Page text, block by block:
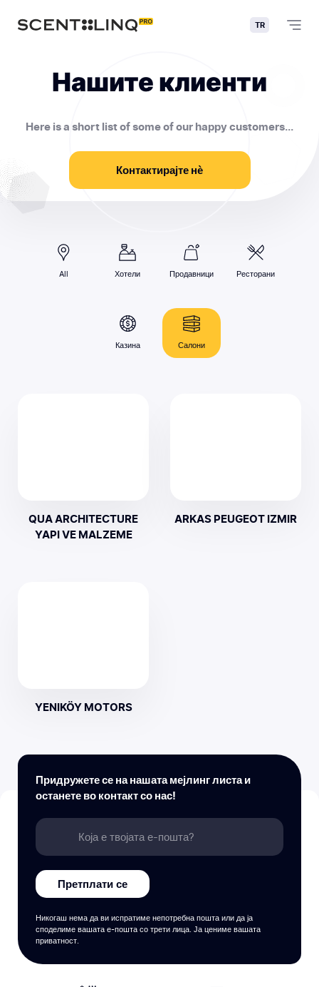
TR
Нашите клиенти
Here is a short list of some of our happy customers...
Контактирајте нѐ
All Хотели Продавници Ресторани
Казина Салони
QUA ARCHITECTURE
YAPI VE MALZEME
ARKAS PEUGEOT IZMIR
YENIKÖY MOTORS
Придружете се на нашата мејлинг листа и
останете во контакт со нас!
Претплати се
Никогаш нема да ви испратиме непотребна пошта или да ја
споделиме вашата е-пошта со трети лица. Ја цениме вашата
приватност.